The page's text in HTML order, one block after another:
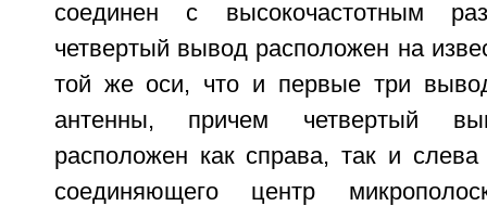
соединен с высокочастотным
четвертый вывод расположен на
той же оси, что и первые три
антенны, причем четвертый
расположен как справа, так и
соединяющего центр